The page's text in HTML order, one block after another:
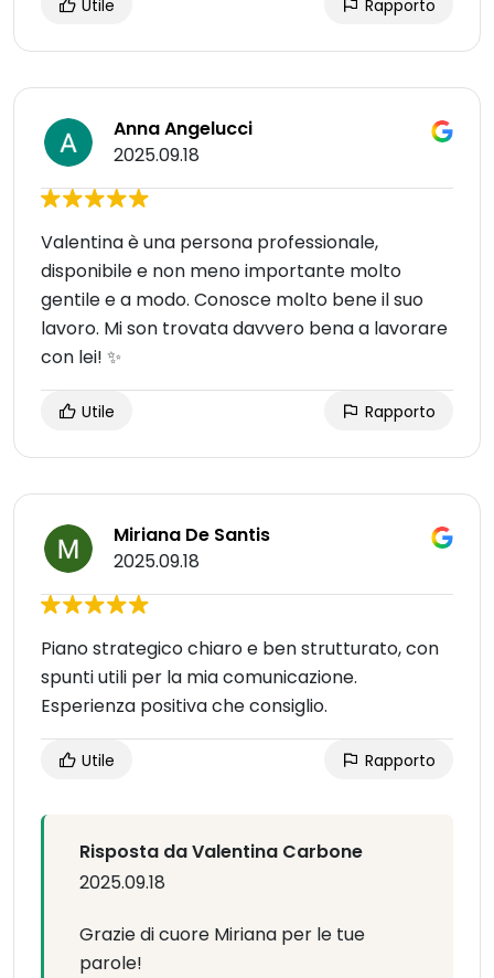
Utile Rapporto
Anna Angelucci
2025.09.18
Valentina è una persona professionale,
disponibile e non meno importante molto
gentile e a modo. Conosce molto bene il suo
lavoro. Mi son trovata davvero bena a lavorare
con lei! ✨️
Utile Rapporto
Miriana De Santis
2025.09.18
Piano strategico chiaro e ben strutturato, con
spunti utili per la mia comunicazione.
Esperienza positiva che consiglio.
Utile Rapporto
Risposta da Valentina Carbone
2025.09.18
Grazie di cuore Miriana per le tue
parole!